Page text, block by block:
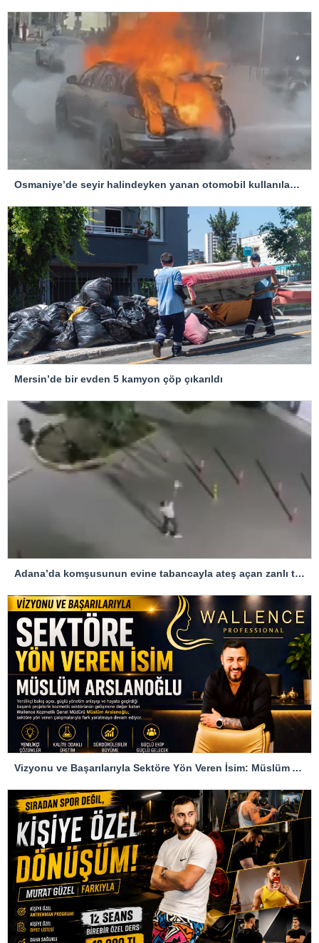
Osmaniye’de seyir halindeyken yanan otomobil kullanılamaz hale geldi
Mersin’de bir evden 5 kamyon çöp çıkarıldı
Adana’da komşusunun evine tabancayla ateş açan zanlı tutuklandı
Vizyonu ve Başarılarıyla Sektöre Yön Veren İsim: Müslüm Arslanoğlu